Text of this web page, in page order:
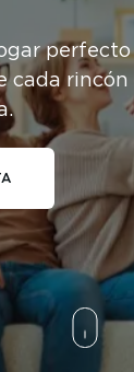
cada rincón